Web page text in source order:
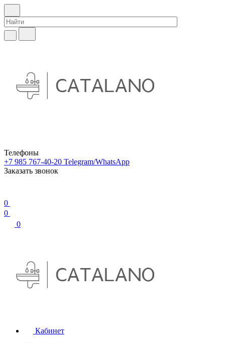
Телефоны
+7 985 767-40-20 Telegram/WhatsApp
Заказать звонок
0
0
0
Кабинет